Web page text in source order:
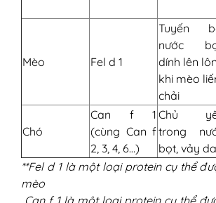
Mèo Fel d 1
Tuyến
nước
dính lên
khi mèo
chải
Chó
Can f 1
(cùng Can f
2, 3, 4, 6…)
Chủ
trong
bọt, vảy da
**Fel d 1 là một loại protein cụ thể
mèo
Can f 1 là một loại protein cụ thể